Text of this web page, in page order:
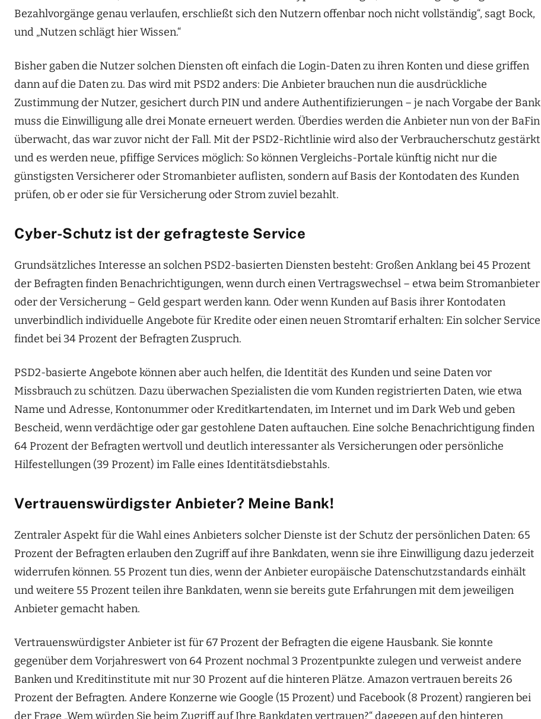
Bezahlvorgänge genau verlaufen, erschließt sich den Nutzern offenbar noch nicht vollständig“, sagt Bock,
und „Nutzen schlägt hier Wissen.“
Bisher gaben die Nutzer solchen Diensten oft einfach die Login-Daten zu ihren Konten und diese griffen
dann auf die Daten zu. Das wird mit PSD2 anders: Die Anbieter brauchen nun die ausdrückliche
Zustimmung der Nutzer, gesichert durch PIN und andere Authentifizierungen – je nach Vorgabe der Bank
muss die Einwilligung alle drei Monate erneuert werden. Überdies werden die Anbieter nun von der BaFin
überwacht, das war zuvor nicht der Fall. Mit der PSD2-Richtlinie wird also der Verbraucherschutz gestärkt
und es werden neue, pfiffige Services möglich: So können Vergleichs-Portale künftig nicht nur die
günstigsten Versicherer oder Stromanbieter auflisten, sondern auf Basis der Kontodaten des Kunden
prüfen, ob er oder sie für Versicherung oder Strom zuviel bezahlt.
Cyber-Schutz ist der gefragteste Service
Grundsätzliches Interesse an solchen PSD2-basierten Diensten besteht: Großen Anklang bei 45 Prozent
der Befragten finden Benachrichtigungen, wenn durch einen Vertragswechsel – etwa beim Stromanbieter
oder der Versicherung – Geld gespart werden kann. Oder wenn Kunden auf Basis ihrer Kontodaten
unverbindlich individuelle Angebote für Kredite oder einen neuen Stromtarif erhalten: Ein solcher Service
findet bei 34 Prozent der Befragten Zuspruch.
PSD2-basierte Angebote können aber auch helfen, die Identität des Kunden und seine Daten vor
Missbrauch zu schützen. Dazu überwachen Spezialisten die vom Kunden registrierten Daten, wie etwa
Name und Adresse, Kontonummer oder Kreditkartendaten, im Internet und im Dark Web und geben
Bescheid, wenn verdächtige oder gar gestohlene Daten auftauchen. Eine solche Benachrichtigung finden
64 Prozent der Befragten wertvoll und deutlich interessanter als Versicherungen oder persönliche
Hilfestellungen (39 Prozent) im Falle eines Identitätsdiebstahls.
Vertrauenswürdigster Anbieter? Meine Bank!
Zentraler Aspekt für die Wahl eines Anbieters solcher Dienste ist der Schutz der persönlichen Daten: 65
Prozent der Befragten erlauben den Zugriff auf ihre Bankdaten, wenn sie ihre Einwilligung dazu jederzeit
widerrufen können. 55 Prozent tun dies, wenn der Anbieter europäische Datenschutzstandards einhält
und weitere 55 Prozent teilen ihre Bankdaten, wenn sie bereits gute Erfahrungen mit dem jeweiligen
Anbieter gemacht haben.
Vertrauenswürdigster Anbieter ist für 67 Prozent der Befragten die eigene Hausbank. Sie konnte
gegenüber dem Vorjahreswert von 64 Prozent nochmal 3 Prozentpunkte zulegen und verweist andere
Banken und Kreditinstitute mit nur 30 Prozent auf die hinteren Plätze. Amazon vertrauen bereits 26
Prozent der Befragten. Andere Konzerne wie Google (15 Prozent) und Facebook (8 Prozent) rangieren bei
der Frage „Wem würden Sie beim Zugriff auf Ihre Bankdaten vertrauen?“ dagegen auf den hinteren